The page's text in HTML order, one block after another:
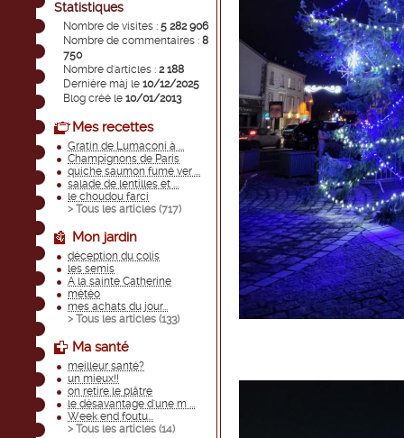
Statistiques
Nombre de visites : 5 282 906
Nombre de commentaires : 8
750
Nombre d'articles : 2 188
Dernière màj le 10/12/2025
Blog créé le 10/01/2013
Mes recettes
Gratin de Lumaconi à ...
Champignons de Paris
quiche saumon fumé ver ...
salade de lentilles et ...
le choudou farci
> Tous les articles (717)
Mon jardin
déception du colis
les semis
A la sainte Catherine
météo
mes achats du jour...
> Tous les articles (133)
Ma santé
meilleur santé?
un mieux!!
on retire le plâtre
le désavantage d'une m ...
Week end foutu...
> Tous les articles (14)